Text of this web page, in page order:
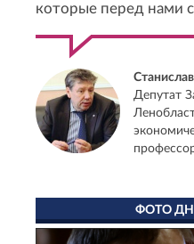
которые перед нами
Депутат
ФОТО